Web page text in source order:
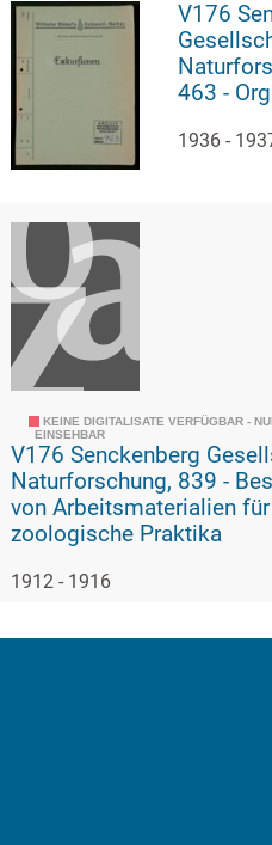
V176
463 -
1936 -
KEINE DIGITALISATE VERFÜGBAR -
EINSEHBAR
V176 Senckenberg
Naturforschung, 839 - Beschaffung
von Arbeitsmaterialien für
zoologische Praktika
1912 - 1916